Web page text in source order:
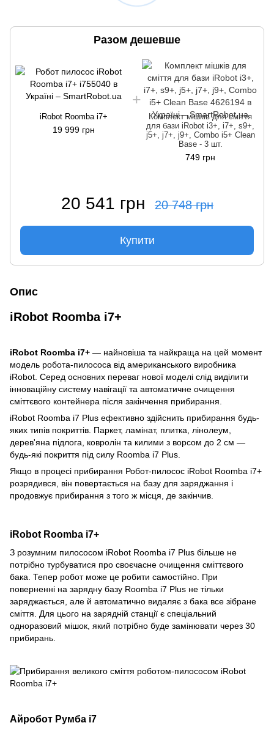
Разом дешевше
iRobot Roomba i7+
19 999 грн
Комплект мішків для сміття
для бази iRobot i3+, i7+, s9+,
j5+, j7+, j9+, Combo i5+ Clean
Base - 3 шт.
749 грн
20 541 грн 20 748 грн
Купити
Опис
iRobot Roomba i7+
iRobot Roomba i7+ — найновіша та найкраща на цей момент
модель робота-пилососа від американського виробника
iRobot. Серед основних переваг нової моделі слід виділити
інноваційну систему навігації та автоматичне очищення
сміттєвого контейнера після закінчення прибирання.
iRobot Roomba i7 Plus ефективно здійснить прибирання будь-
яких типів покриттів. Паркет, ламінат, плитка, лінолеум,
дерев'яна підлога, ковролін та килими з ворсом до 2 см —
будь-які покриття під силу Roomba i7 Plus.
Якщо в процесі прибирання Робот-пилосос iRobot Roomba i7+
розрядився, він повертається на базу для заряджання і
продовжує прибирання з того ж місця, де закінчив.
iRobot Roomba i7+
З розумним пилососом iRobot Roomba i7 Plus більше не
потрібно турбуватися про своєчасне очищення сміттєвого
бака. Тепер робот може це робити самостійно. При
поверненні на зарядну базу Roomba i7 Plus не тільки
заряджається, але й автоматично видаляє з бака все зібране
сміття. Для цього на зарядній станції є спеціальний
одноразовий мішок, який потрібно буде замінювати через 30
прибирань.
Айробот Румба i7